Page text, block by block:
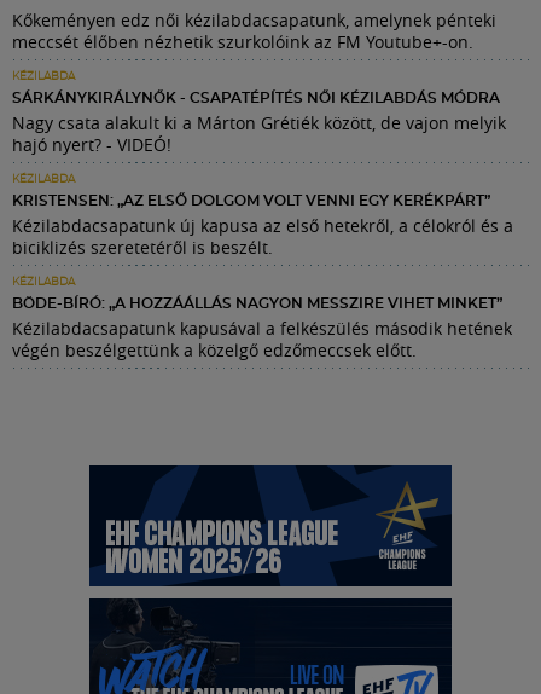
Kőkeményen edz női kézilabdacsapatunk, amelynek pénteki
meccsét élőben nézhetik szurkolóink az FM Youtube+-on.
KÉZILABDA
SÁRKÁNYKIRÁLYNŐK - CSAPATÉPÍTÉS NŐI KÉZILABDÁS MÓDRA
Nagy csata alakult ki a Márton Grétiék között, de vajon melyik
hajó nyert? - VIDEÓ!
KÉZILABDA
KRISTENSEN: „AZ ELSŐ DOLGOM VOLT VENNI EGY KERÉKPÁRT”
Kézilabdacsapatunk új kapusa az első hetekről, a célokról és a
biciklizés szeretetéről is beszélt.
KÉZILABDA
BÖDE-BÍRÓ: „A HOZZÁÁLLÁS NAGYON MESSZIRE VIHET MINKET”
Kézilabdacsapatunk kapusával a felkészülés második hetének
végén beszélgettünk a közelgő edzőmeccsek előtt.